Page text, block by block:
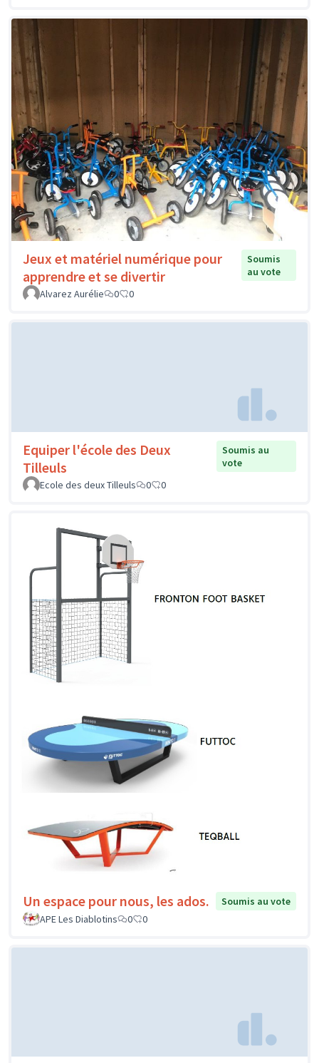
Jeux et matériel numérique pour
apprendre et se divertir
Soumis
au vote
Alvarez Aurélie
0 0
Equiper l'école des Deux
Tilleuls
Soumis au
vote
Ecole des deux Tilleuls
0 0
Un espace pour nous, les ados.
Soumis au vote
APE Les Diablotins
0 0